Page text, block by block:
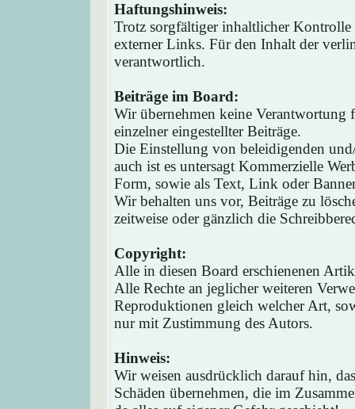
Haftungshinweis:
Trotz sorgfältiger inhaltlicher
externer Links. Für den Inhalt der
verantwortlich.
Beiträge im Board:
Wir übernehmen keine
einzelner eingestellter Beiträge.
Die Einstellung von beleidigenden
auch ist es untersagt Kommerzielle
Form, sowie als Text, Link oder
Wir behalten uns vor, Beiträge zu
zeitweise oder gänzlich die
Copyright:
Alle in diesen Board erschienenen
Alle Rechte an jeglicher weiteren
Reproduktionen gleich welcher Art,
nur mit Zustimmung des Autors.
Hinweis:
Wir weisen ausdrücklich darauf hin,
Schäden übernehmen, die im